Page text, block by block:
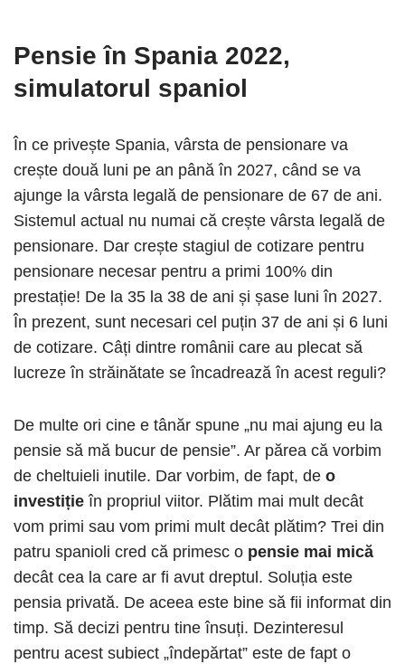
Pensie în Spania 2022,
simulatorul spaniol
În ce privește Spania, vârsta de pensionare va
crește două luni pe an până în 2027, când se va
ajunge la vârsta legală de pensionare de 67 de ani.
Sistemul actual nu numai că crește vârsta legală de
pensionare. Dar crește stagiul de cotizare pentru
pensionare necesar pentru a primi 100% din
prestație! De la 35 la 38 de ani și șase luni în 2027.
În prezent, sunt necesari cel puțin 37 de ani și 6 luni
de cotizare. Câți dintre românii care au plecat să
lucreze în străinătate se încadrează în acest reguli?
De multe ori cine e tânăr spune „nu mai ajung eu la
pensie să mă bucur de pensie”. Ar părea că vorbim
de cheltuieli inutile. Dar vorbim, de fapt, de o
investiție în propriul viitor. Plătim mai mult decât
vom primi sau vom primi mult decât plătim? Trei din
patru spanioli cred că primesc o pensie mai mică
decât cea la care ar fi avut dreptul. Soluția este
pensia privată. De aceea este bine să fii informat din
timp. Să decizi pentru tine însuți. Dezinteresul
pentru acest subiect „îndepărtat” este de fapt o